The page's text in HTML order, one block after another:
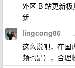
外区 B 站更新
新
lingcong86
这么说吧，在国
频也是），合理